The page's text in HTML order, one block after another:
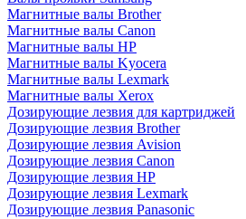
Магнитные валы Brother
Магнитные валы Canon
Магнитные валы HP
Магнитные валы Kyocera
Магнитные валы Lexmark
Магнитные валы Xerox
Дозирующие лезвия для картриджей
Дозирующие лезвия Brother
Дозирующие лезвия Avision
Дозирующие лезвия Canon
Дозирующие лезвия HP
Дозирующие лезвия Lexmark
Дозирующие лезвия Panasonic